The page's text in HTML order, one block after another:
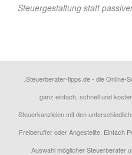
Steuergestaltung statt
„Steuerberater-tipps.de - die Online-
ganz einfach, schnell und
Steuerkanzleien mit den
Freiberufler oder Angestellte. Einfach
Auswahl möglicher Steuerberater